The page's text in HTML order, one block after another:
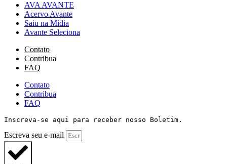
AVA AVANTE
Acervo Avante
Saiu na Mídia
Avante Seleciona
Contato
Contribua
FAQ
Contato
Contribua
FAQ
Inscreva-se aqui para receber nosso Boletim.
Escreva seu e-mail